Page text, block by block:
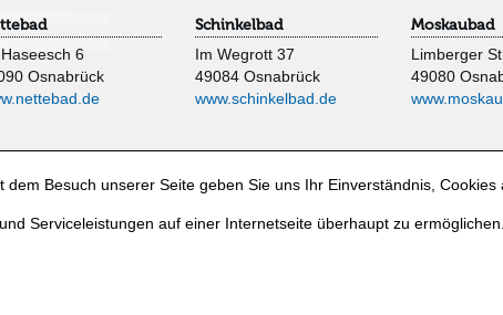
6
Osnabrück
Schinkelbad
Im Wegrott 37
49084 Osnabrück
www.schinkelbad.de
Moskaubad
Limberger
49080
Besuch unserer Seite geben Sie uns Ihr Einverständnis, Cookies
Serviceleistungen auf einer Internetseite überhaupt zu ermöglichen.